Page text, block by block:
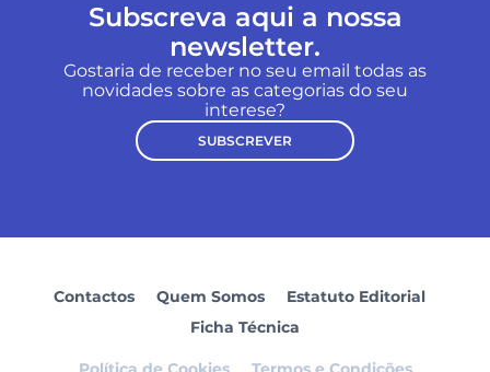
Subscreva aqui a nossa
newsletter.
Gostaria de receber no seu email todas as
novidades sobre as categorias do seu
interese?
SUBSCREVER
Contactos Quem Somos
Estatuto Editorial
Ficha Técnica